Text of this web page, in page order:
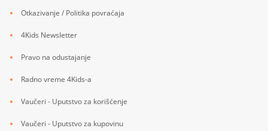
Otkazivanje / Politika povraćaja
4Kids Newsletter
Pravo na odustajanje
Radno vreme 4Kids-a
Vaučeri - Uputstvo za korišćenje
Vaučeri - Uputstvo za kupovinu